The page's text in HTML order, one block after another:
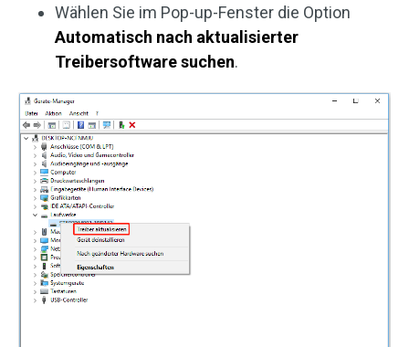
Wählen Sie im Pop-up-Fenster die Option
Automatisch nach aktualisierter
Treibersoftware suchen.